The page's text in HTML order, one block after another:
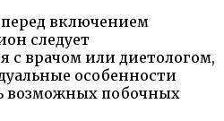
включением
следует
с врачом или диетологом,
особенности
возможных побочных